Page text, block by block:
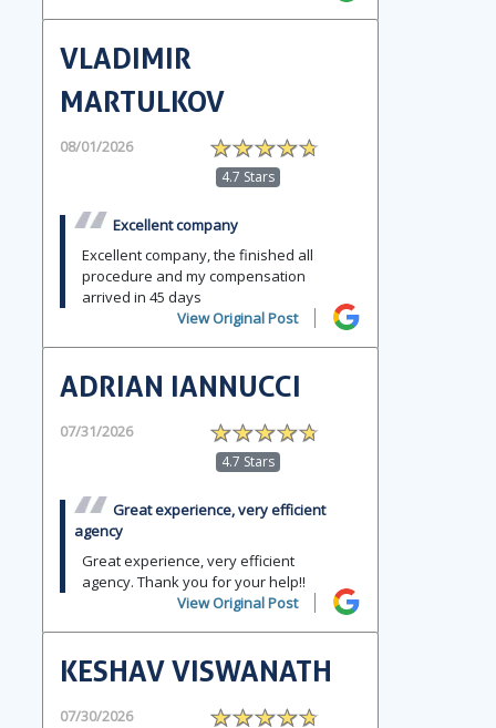
VLADIMIR
MARTULKOV
08/01/2026
4.7 Stars
Excellent company
Excellent company, the finished all
procedure and my compensation
arrived in 45 days
View Original Post
ADRIAN IANNUCCI
07/31/2026
4.7 Stars
Great experience, very efficient
agency
Great experience, very efficient
agency. Thank you for your help!!
View Original Post
KESHAV VISWANATH
07/30/2026